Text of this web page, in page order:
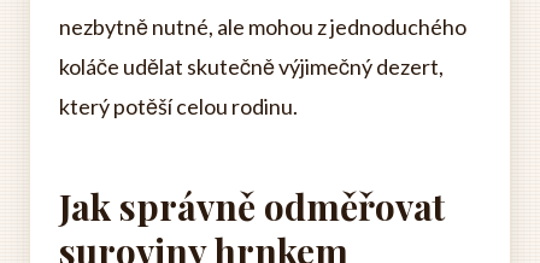
nezbytně nutné, ale mohou z jednoduchého
koláče udělat skutečně výjimečný dezert,
který potěší celou rodinu.
Jak správně odměřovat
suroviny hrnkem